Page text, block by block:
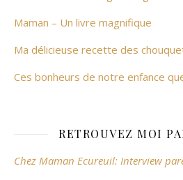
Maman – Un livre magnifique
Ma délicieuse recette des
Ces bonheurs de notre enfance
RETROUVEZ MOI
Chez Maman Ecureuil: Interview